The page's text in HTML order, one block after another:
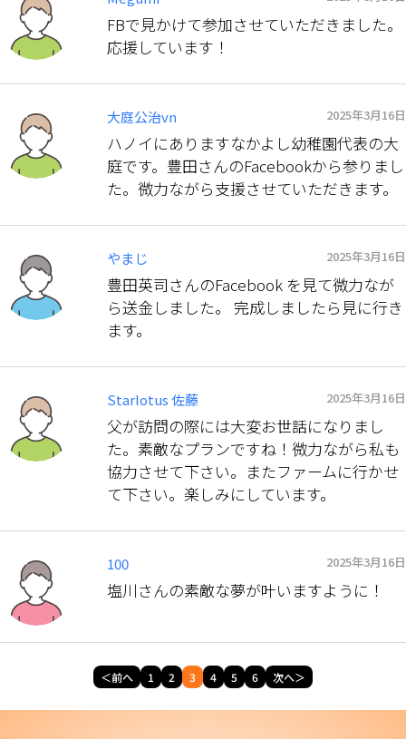
FBで見かけて参加させていただきました。
応援しています！
大庭公治vn 2025年3月16日
ハノイにありますなかよし幼稚園代表の大
庭です。豊田さんのFacebookから参りまし
た。微力ながら支援させていただきます。
やまじ 2025年3月16日
豊田英司さんのFacebook を見て微力なが
ら送金しました。 完成しましたら見に行き
ます。
Starlotus 佐藤 2025年3月16日
父が訪問の際には大変お世話になりまし
た。素敵なプランですね！微力ながら私も
協力させて下さい。またファームに行かせ
て下さい。楽しみにしています。
100 2025年3月16日
塩川さんの素敵な夢が叶いますように！
＜前へ 1 2 3 4 5 6 次へ＞